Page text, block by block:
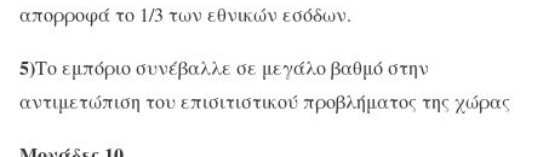
απορροφά το 1/3 των εθνικών εσόδων.
5)Το εμπόριο συνέβαλλε σε μεγάλο βαθμό στην
αντιμετώπιση του επισιτιστικού προβλήματος της χώρας